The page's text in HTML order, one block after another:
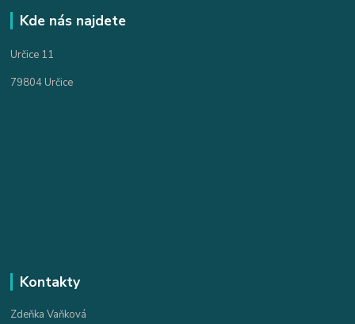
Kde nás najdete
Určice 11
79804 Určice
Kontakty
Zdeňka Vaňková